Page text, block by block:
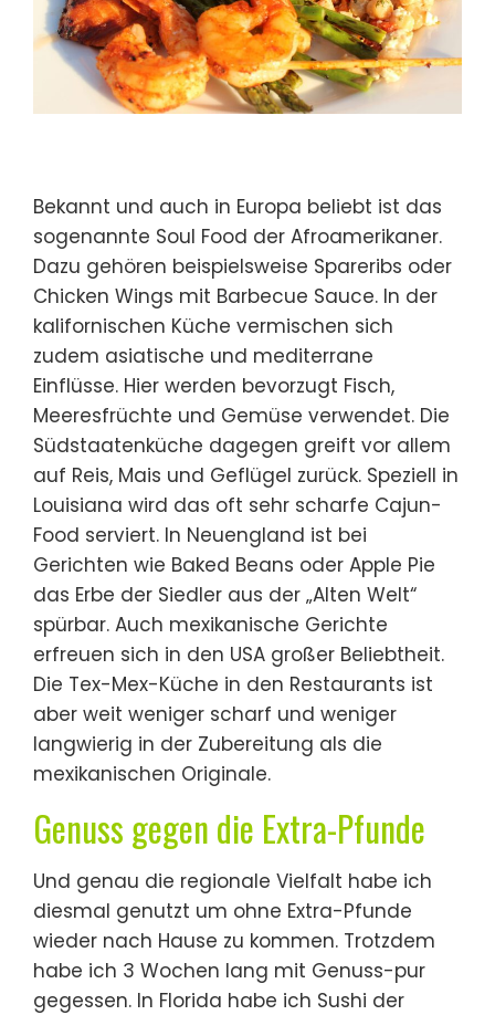
Bekannt und auch in Europa beliebt ist das
sogenannte Soul Food der Afroamerikaner.
Dazu gehören beispielsweise Spareribs oder
Chicken Wings mit Barbecue Sauce. In der
kalifornischen Küche vermischen sich
zudem asiatische und mediterrane
Einflüsse. Hier werden bevorzugt Fisch,
Meeresfrüchte und Gemüse verwendet. Die
Südstaatenküche dagegen greift vor allem
auf Reis, Mais und Geflügel zurück. Speziell in
Louisiana wird das oft sehr scharfe Cajun-
Food serviert. In Neuengland ist bei
Gerichten wie Baked Beans oder Apple Pie
das Erbe der Siedler aus der „Alten Welt“
spürbar. Auch mexikanische Gerichte
erfreuen sich in den USA großer Beliebtheit.
Die Tex-Mex-Küche in den Restaurants ist
aber weit weniger scharf und weniger
langwierig in der Zubereitung als die
mexikanischen Originale.
Genuss gegen die Extra-Pfunde
Und genau die regionale Vielfalt habe ich
diesmal genutzt um ohne Extra-Pfunde
wieder nach Hause zu kommen. Trotzdem
habe ich 3 Wochen lang mit Genuss-pur
gegessen. In Florida habe ich Sushi der